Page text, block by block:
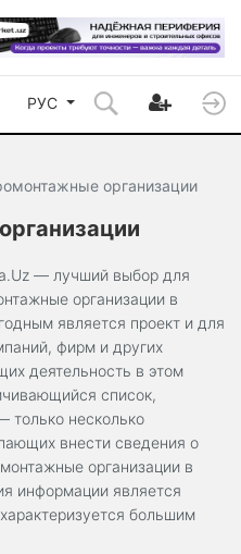
РУС
организации
— лучший выбор для
организации в
является проект и для
фирм и других
деятельность в этом
список,
только несколько
внести сведения о
организации в
информации является
большим